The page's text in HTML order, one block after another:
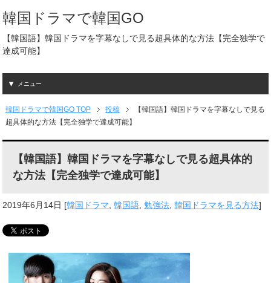
韓国ドラマで韓国GO
【韓国語】韓国ドラマを字幕なしで見る超具体的な方法【完全独学で
達成可能】
メニュー
韓国ドラマで韓国GO TOP 投稿
【韓国語】韓国ドラマを字幕なしで見る
超具体的な方法【完全独学で達成可能】
【韓国語】韓国ドラマを字幕なしで見る超具体的
な方法【完全独学で達成可能】
2019年6月14日 [韓国ドラマ,韓国語,勉強法,韓国ドラマを見る方法]